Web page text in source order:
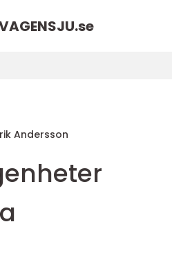
se
Andersson